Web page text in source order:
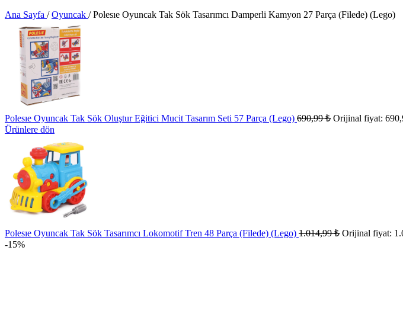
Ana Sayfa / Oyuncak / Polesıe Oyuncak Tak Sök Tasarımcı Damperli Kamyon 27 Parça (Filede) (Lego)
Polesıe Oyuncak Tak Sök Oluştur Eğitici Mucit Tasarım Seti 57 Parça (Lego) 690,99₺ Orijinal fiyat:
Ürünlere dön
Polesıe Oyuncak Tak Sök Tasarımcı Lokomotif Tren 48 Parça (Filede) (Lego) 1.014,99₺ Orijinal fiyat:
-15%